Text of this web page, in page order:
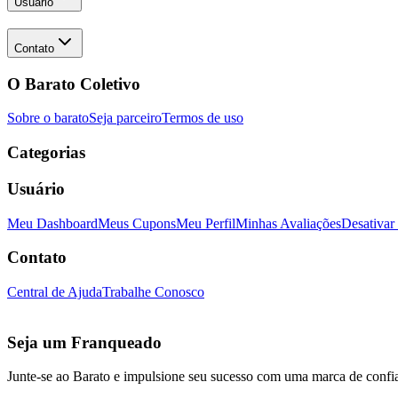
Contato
O Barato Coletivo
Sobre o baratoSeja parceiroTermos de uso
Categorias
Usuário
Meu DashboardMeus CuponsMeu PerfilMinhas AvaliaçõesDesativar
Contato
Central de AjudaTrabalhe Conosco
Seja um Franqueado
Junte-se ao Barato e impulsione seu sucesso com uma marca de